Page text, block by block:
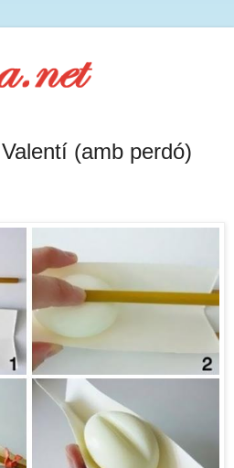
(amb perdó)